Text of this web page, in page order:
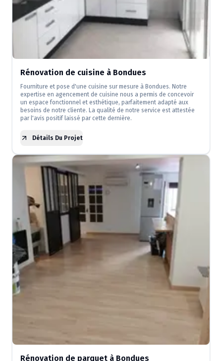
Rénovation de cuisine à Bondues
Fourniture et pose d'une cuisine sur mesure à Bondues. Notre
expertise en agencement de cuisine nous a permis de concevoir
un espace fonctionnel et esthétique, parfaitement adapté aux
besoins de notre cliente. La qualité de notre service est attestée
par l'avis positif laissé par cette dernière.
Détails Du Projet
Rénovation de parquet à Bondues